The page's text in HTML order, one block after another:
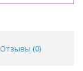
Отзывы (0)